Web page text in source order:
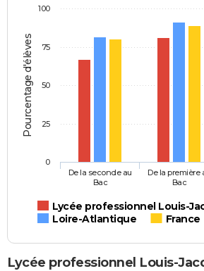
Pourcentage d'élèves
Lycée professionnel Louis-
Loire-Atlantique
France
De la seconde au
Bac
De la première
Bac
0
25
50
75
100
Lycée professionnel Louis-